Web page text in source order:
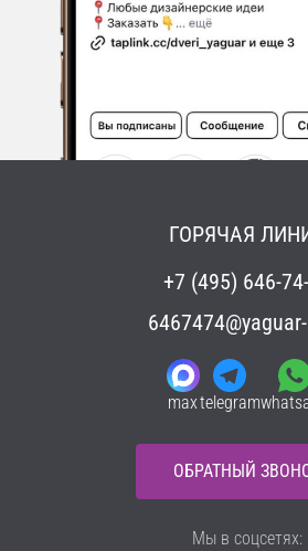
ГОРЯЧАЯ
+7 (495) 646-
maxtelegram
ОБРАТНЫЙ
Мы в соцсетях: